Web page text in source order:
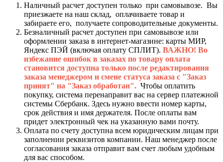
Наличный расчет доступен только при самовывозе. Вы
приезжаете на наш склад, оплачиваете товар и
забираете его, получаете сопроводительные документы.
Безналичный расчет доступен при самовывозе или
оформлении заказа в интернет-магазине: карты МИР,
Яндекс ПЭЙ (включая оплату СПЛИТ). ВАЖНО! Во
избежание ошибок в заказах по товару оплата
становится доступна только после редактирования
заказа менеджером и смене статуса заказа с "Заказ
принят" на "Заказ обработан". Чтобы оплатить
покупку, система перенаправит вас на сервер платежной
системы Сбербанк. Здесь нужно ввести номер карты,
срок действия и имя держателя. После оплаты вам
придет электронный чек на указанную вами почту.
Оплата по счету доступна всем юридическим лицам при
заполнении реквизитов компании. Наш менеджер после
согласования заказа отправит вам счет любым удобным
для вас способом.